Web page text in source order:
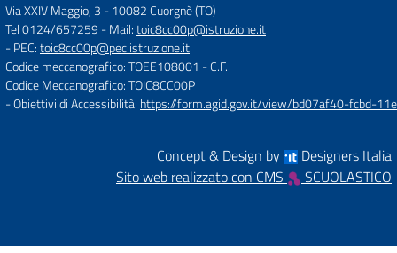
Via XXIV Maggio, 3 -10082 Cuorgnè (TO)
Tel 0124/657259 - Mail:toic8cc00p@istruzione.it
- PEC:toic8cc00p@pec.istruzione.it
Codice meccanografico: TOEE108001 - C.F.
Codice Meccanografico: TOIC8CC00P
- Obiettivi di Accessibilità: https://form.agid.gov.it/view/bd07af40-fcbd-
Concept & Design by
Designers Italia
Sito web realizzato con CMS
SCUOLASTICO